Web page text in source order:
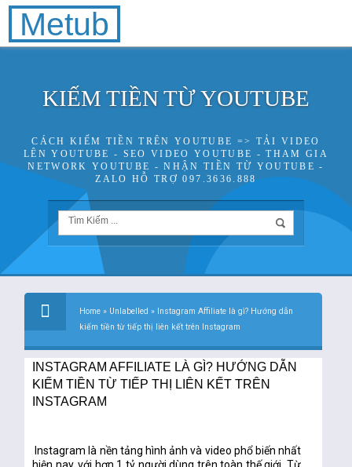
Metub
KIẾM TIỀN TỪ YOUTUBE
CÁCH KIẾM TIỀN TRÊN YOUTUBE => TẢI VIDEO
LÊN YOUTUBE - SEO VIDEO YOUTUBE - THAM GIA
NETWORK YOUTUBE - NHẬN TIỀN TỪ YOUTUBE -
ZALO HỖ TRỢ 097.3636.888
Home » Unlabelled » Instagram Affiliate là gì? Hướng dẫn
kiếm tiền từ tiếp thị liên kết trên Instagram
INSTAGRAM AFFILIATE LÀ GÌ? HƯỚNG DẪN
KIẾM TIỀN TỪ TIẾP THỊ LIÊN KẾT TRÊN
INSTAGRAM
Instagram là nền tảng hình ảnh và video phổ biến nhất